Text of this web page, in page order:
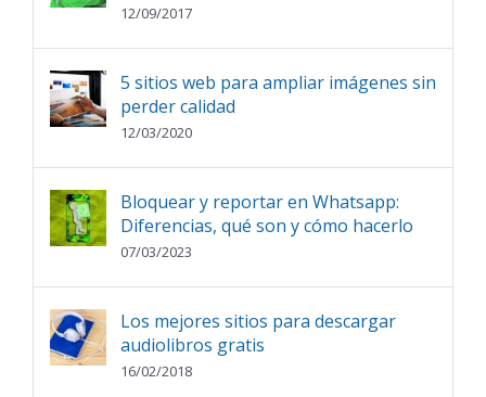
12/09/2017
5 sitios web para ampliar imágenes sin
perder calidad
12/03/2020
Bloquear y reportar en Whatsapp:
Diferencias, qué son y cómo hacerlo
07/03/2023
Los mejores sitios para descargar
audiolibros gratis
16/02/2018